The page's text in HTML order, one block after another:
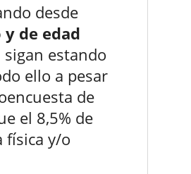
desde
de edad
estando
ello a pesar
de
el 8,5% de
física y/o